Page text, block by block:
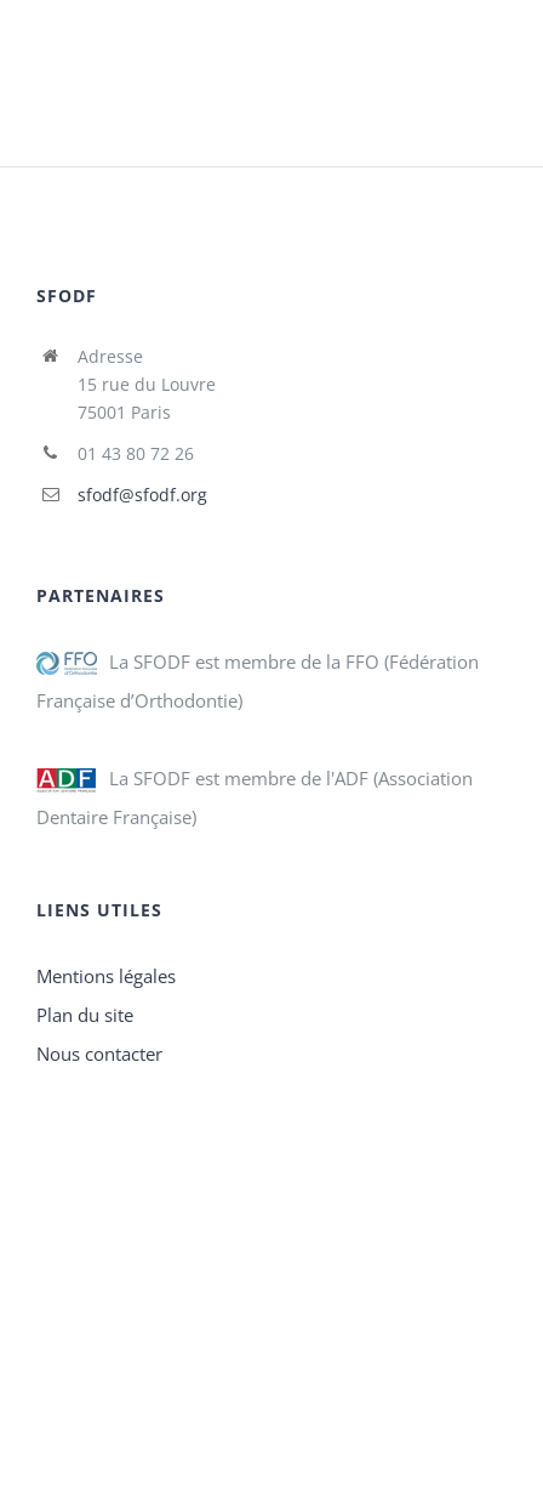
SFODF
Adresse
15 rue du Louvre
75001 Paris
01 43 80 72 26
sfodf@sfodf.org
PARTENAIRES
La SFODF est membre de la FFO (Fédération
Française d’Orthodontie)
La SFODF est membre de l'ADF (Association
Dentaire Française)
LIENS UTILES
Mentions légales
Plan du site
Nous contacter